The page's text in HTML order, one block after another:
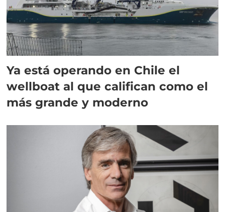
Ya está operando en Chile el
wellboat al que califican como el
más grande y moderno